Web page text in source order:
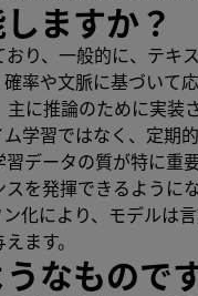
ますか？
り、一般的に、テ
率や文脈に基づいて
に推論のために実
学習ではなく、定期
データの質が特に
を発揮できるよう
化により、モデル
ます。
なもので